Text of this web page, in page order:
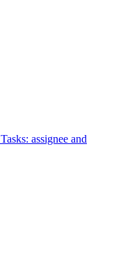
Tasks: assignee and